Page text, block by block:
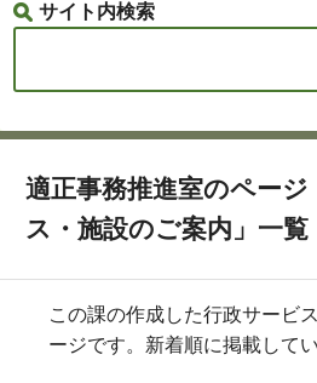
サイト内検索
適正事務推進室のペー
ス・施設のご案内」一覧
この課の作成した行政サービ
ージです。新着順に掲載してい